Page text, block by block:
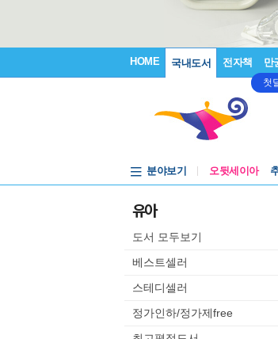
HOME 국내도서 전자책 만
첫
분야보기 오뒷세이아
유아
도서 모두보기
베스트셀러
스테디셀러
정가인하/정가제free